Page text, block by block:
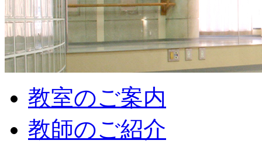
教室のご案内
教師のご紹介